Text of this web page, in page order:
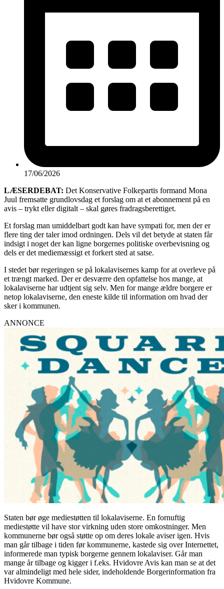
17/06/2026
LÆSERDEBAT: Det Konservative Folkepartis formand Mona
Juul fremsatte grundlovsdag et forslag om at et abonnement på en
avis – trykt eller digitalt – skal gøres fradragsberettiget.
Et forslag man umiddelbart godt kan have sympati for, men der er
flere ting der taler imod ordningen. Dels vil det betyde at staten får
indsigt i noget der kan ligne borgernes politiske overbevisning og
dels er det mediemæssigt et forkert sted at satse.
I stedet bør regeringen se på lokalavisernes kamp for at overleve på
et trængt marked. Der er desværre den opfattelse hos mange, at
lokalaviserne har udtjent sig selv. Men for mange ældre borgere er
netop lokalaviserne, den eneste kilde til information om hvad der
sker i kommunen.
ANNONCE
Staten bør øge mediestøtten til lokalaviserne. En fornuftig
mediestøtte vil have stor virkning uden store omkostninger. Men
kommunerne bør også støtte op om deres lokale aviser igen. Hvis
man går tilbage i tiden før kommunerne, kastede sig over Internettet,
informerede man typisk borgerne gennem lokalaviser. Går man
mange år tilbage og kigger i f.eks. Hvidovre Avis kan man se at det
var almindeligt med hele sider, indeholdende Borgerinformation fra
Hvidovre Kommune.